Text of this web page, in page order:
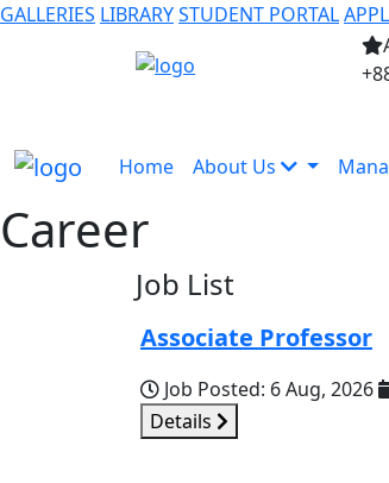
GALLERIES LIBRARYSTUDENT PORTAL
Home About Us
Career
Job List
Associate Professor
Job Posted: 6 Aug, 2026
Details